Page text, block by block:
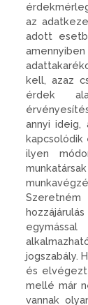
az
adott
kell, azaz
érdek
annyi ideig,
kapcsolódik
ilyen
jogszabály.
és
mellé már
vannak